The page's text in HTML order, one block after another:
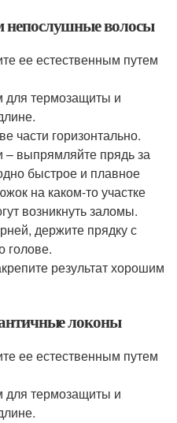
непослушные волосы
ее естественным путем
для термозащиты и
части горизонтально.
– выпрямляйте прядь за
быстрое и плавное
на каком-то участке
возникнуть заломы.
держите прядку с
голове.
результат хорошим
локоны
ее естественным путем
для термозащиты и